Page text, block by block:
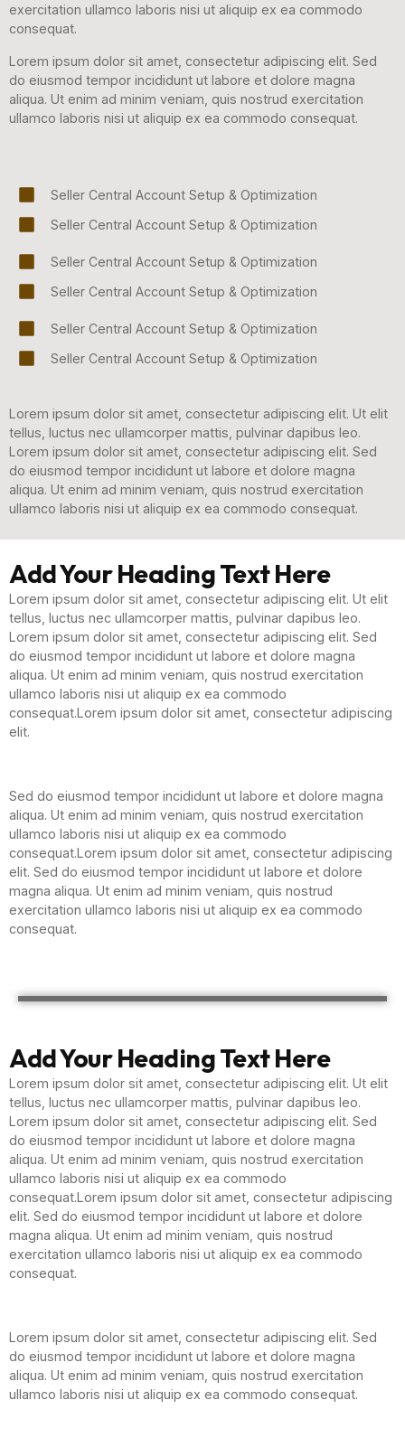
exercitation ullamco laboris nisi ut aliquip ex ea commodo
consequat.
Lorem ipsum dolor sit amet, consectetur adipiscing elit. Sed
do eiusmod tempor incididunt ut labore et dolore magna
aliqua. Ut enim ad minim veniam, quis nostrud exercitation
ullamco laboris nisi ut aliquip ex ea commodo consequat.
Seller Central Account Setup & Optimization
Seller Central Account Setup & Optimization
Seller Central Account Setup & Optimization
Seller Central Account Setup & Optimization
Seller Central Account Setup & Optimization
Seller Central Account Setup & Optimization
Lorem ipsum dolor sit amet, consectetur adipiscing elit. Ut elit
tellus, luctus nec ullamcorper mattis, pulvinar dapibus leo.
Lorem ipsum dolor sit amet, consectetur adipiscing elit. Sed
do eiusmod tempor incididunt ut labore et dolore magna
aliqua. Ut enim ad minim veniam, quis nostrud exercitation
ullamco laboris nisi ut aliquip ex ea commodo consequat.
Add Your Heading Text Here
Lorem ipsum dolor sit amet, consectetur adipiscing elit. Ut elit
tellus, luctus nec ullamcorper mattis, pulvinar dapibus leo.
Lorem ipsum dolor sit amet, consectetur adipiscing elit. Sed
do eiusmod tempor incididunt ut labore et dolore magna
aliqua. Ut enim ad minim veniam, quis nostrud exercitation
ullamco laboris nisi ut aliquip ex ea commodo
consequat.Lorem ipsum dolor sit amet, consectetur adipiscing
elit.
Sed do eiusmod tempor incididunt ut labore et dolore magna
aliqua. Ut enim ad minim veniam, quis nostrud exercitation
ullamco laboris nisi ut aliquip ex ea commodo
consequat.Lorem ipsum dolor sit amet, consectetur adipiscing
elit. Sed do eiusmod tempor incididunt ut labore et dolore
magna aliqua. Ut enim ad minim veniam, quis nostrud
exercitation ullamco laboris nisi ut aliquip ex ea commodo
consequat.
Add Your Heading Text Here
Lorem ipsum dolor sit amet, consectetur adipiscing elit. Ut elit
tellus, luctus nec ullamcorper mattis, pulvinar dapibus leo.
Lorem ipsum dolor sit amet, consectetur adipiscing elit. Sed
do eiusmod tempor incididunt ut labore et dolore magna
aliqua. Ut enim ad minim veniam, quis nostrud exercitation
ullamco laboris nisi ut aliquip ex ea commodo
consequat.Lorem ipsum dolor sit amet, consectetur adipiscing
elit. Sed do eiusmod tempor incididunt ut labore et dolore
magna aliqua. Ut enim ad minim veniam, quis nostrud
exercitation ullamco laboris nisi ut aliquip ex ea commodo
consequat.
Lorem ipsum dolor sit amet, consectetur adipiscing elit. Sed
do eiusmod tempor incididunt ut labore et dolore magna
aliqua. Ut enim ad minim veniam, quis nostrud exercitation
ullamco laboris nisi ut aliquip ex ea commodo consequat.